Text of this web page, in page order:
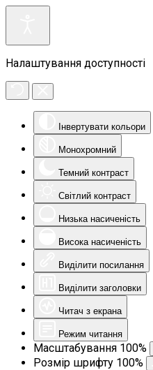
Налаштування доступності
Інвертувати кольори
Монохромний
Темний контраст
Світлий контраст
Низька насиченість
Висока насиченість
Виділити посилання
Виділити заголовки
Читач з екрана
Режим читання
Масштабування 100%
Розмір шрифту 100%